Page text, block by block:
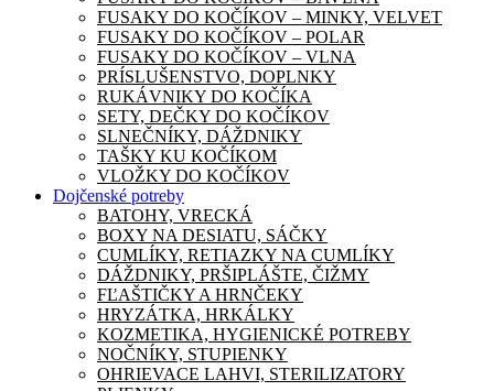
FUSAKY DO KOČÍKOV – MINKY, VELVET
FUSAKY DO KOČÍKOV – POLAR
FUSAKY DO KOČÍKOV – VLNA
PRÍSLUŠENSTVO, DOPLNKY
RUKÁVNIKY DO KOČÍKA
SETY, DEČKY DO KOČÍKOV
SLNEČNÍKY, DÁŽDNIKY
TAŠKY KU KOČÍKOM
VLOŽKY DO KOČÍKOV
Dojčenské potreby
BATOHY, VRECKÁ
BOXY NA DESIATU, SÁČKY
CUMLÍKY, RETIAZKY NA CUMLÍKY
DÁŽDNIKY, PRŠIPLÁŠTE, ČIŽMY
FĽAŠTIČKY A HRNČEKY
HRYZÁTKA, HRKÁLKY
KOZMETIKA, HYGIENICKÉ POTREBY
NOČNÍKY, STUPIENKY
OHRIEVACE LAHVI, STERILIZATORY